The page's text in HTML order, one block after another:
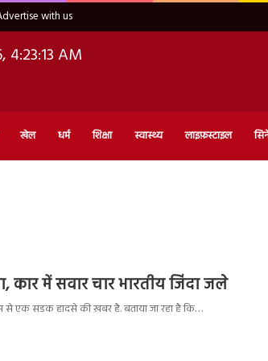
with us
AM
खेल धर्म शिक्षा स्वास्थ्य लाइफ़स्टाइल
में सवार चार भारतीय जिंदा जले
एक सडक हादसे की ख़बर है. बताया जा रहा है कि…